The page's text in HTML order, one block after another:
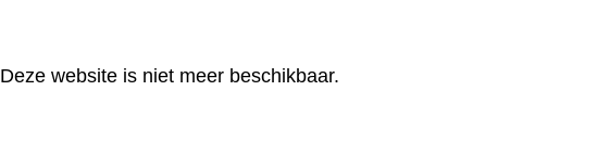
Deze website is niet meer beschikbaar.